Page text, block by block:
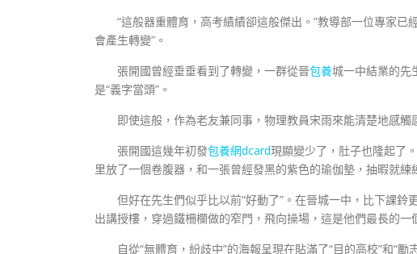
“這般器重體育，高考績績卻這般傑出。”教導部一位專家
會產生轉變”。
張開國曾經垂垂看到了轉變，一群從晉包養城一中結業的先
是“義字當頭”。
即使這般，作為老友兼同事，物理教員宋雨來能清楚地感
張開國這幾年初發包養網dcard現顯變少了，肚子也隆起了
里放了一個卷腹器，和一張曾經發黑的紫色的瑜伽墊，抽暇就練
但好在先生們似乎比以前“好動了”。在晉城一中，比下課鈴
出講授樓，穿過鐵柵欄做的窄門，飛向操場，這是他們最長的一
自從“無體育，紛歧中”的海報呈現在貼滿了“目的高校”和“